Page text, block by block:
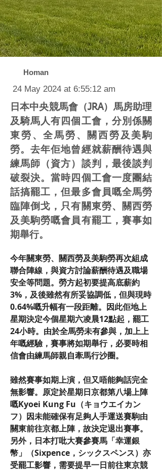
Homan
24 May 2024 at 6:55:12 am
日本中央競馬會（JRA）馬房助理
及騎馬人有四個工會，分別係關
東勞、全馬勞、關西勞及美駒
勞。去年佢地曾經就薪酬待遇與
練馬師（資方）談判，最後談判
破裂決。當時四個工會一度團結
話搞罷工，但最多會員嘅全馬勞
臨陣倒戈，只有關東勞、關西勞
及美駒勞嘅會員有罷工，賽事如
期舉行。
今年關東勞、關西勞及美駒勞再次組成
聯合陣線，與資方討論薪酬待遇及職場
安全等問題。勞方起初要提高底薪約
3%，及後雖然有所妥協調低，但與現時
0.64%嘅升幅有一段距離。因此佢地上
星期決定今個星期六凌晨12點起，罷工
24小時。由於全馬勞未有參與，加上上
年嘅經驗，賽事將如期舉行，必要時相
信會由練馬師親自牽馬行沙圈。
雖然賽事如期上演，但又唔能夠話完全
無影響。原定於星期日京都第八場上陣
嘅Kyoei Kung Fu（キョウエイカン
フ）因未能確保有足夠人手運送賽駒由
關東前往京都上陣，故決定退出賽事。
另外，日本打吡大賽參賽馬「幸運銀
幣」（Sixpence，シックスペンス）亦
受罷工影響，需要提早一日前往東京競